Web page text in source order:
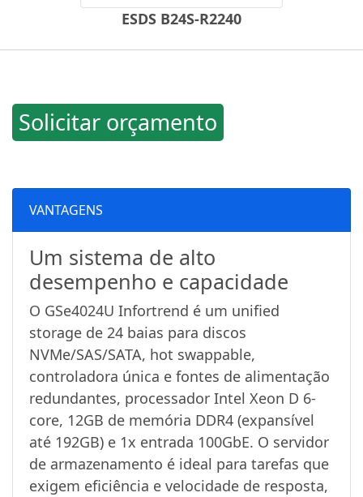
ESDS B24S-R2240
Solicitar orçamento
VANTAGENS
Um sistema de alto
desempenho e capacidade
O GSe4024U Infortrend é um unified
storage de 24 baias para discos
NVMe/SAS/SATA, hot swappable,
controladora única e fontes de alimentação
redundantes, processador Intel Xeon D 6-
core, 12GB de memória DDR4 (expansível
até 192GB) e 1x entrada 100GbE. O servidor
de armazenamento é ideal para tarefas que
exigem eficiência e velocidade de resposta,